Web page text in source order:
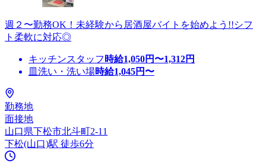
週２〜勤務OK！未経験から居酒屋バイトを始めよう!!シフ
ト柔軟に対応◎
キッチンスタッフ 時給1,050円〜1,312円
皿洗い・洗い場時給1,045円〜
勤務地
面接地
山口県下松市北斗町2-11
下松(山口)駅 徒歩6分